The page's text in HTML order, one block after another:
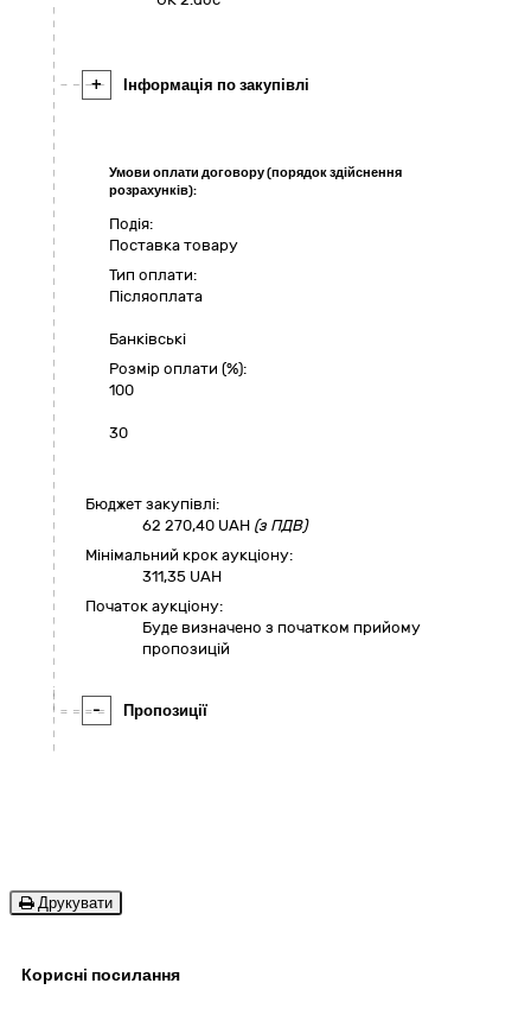
+ Інформація по закупівлі
Умови оплати договору (порядок здійснення
розрахунків):
Подія:
Поставка товару
Тип оплати:
Пiсляоплата
Банківські
Розмір оплати (%):
100
30
Бюджет закупівлі:
62 270,40 UAH (з ПДВ)
Мінімальний крок аукціону:
311,35 UAH
Початок аукціону:
Буде визначено з початком прийому
пропозицій
- Пропозиції
Друкувати
Корисні посилання